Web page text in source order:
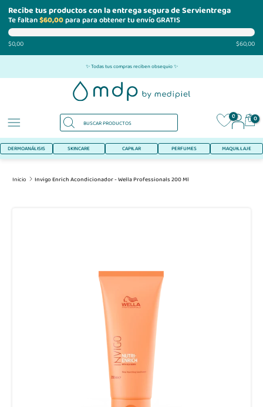
Recibe tus productos con la entrega segura de Servientrega
Te faltan$60,00para para obtener tu envío GRATIS
$0,00 $60,00
al
✨ Todas tus compras reciben obsequio ✨
0 0
DERMOANÁLISIS SKINCARE CAPILAR PERFUMES MAQUILLAJE
Inicio Invigo Enrich Acondicionador - Wella Professionals 200 Ml